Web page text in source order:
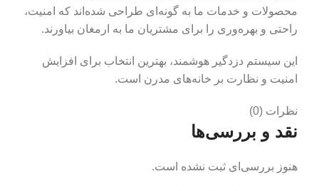
محصولات و خدمات ما به گونه‌ای طراحی شده‌اند که امنیت،
راحتی و بهره‌وری را برای مشتریان ما به ارمغان بیاورند.
این سیستم دزدگیر هوشمند، بهترین انتخاب برای افزایش
امنیت و نظارت بر خانه‌های مدرن است.
نظرات (0)
نقد و بررسی‌ها
هنوز بررسی‌ای ثبت نشده است.